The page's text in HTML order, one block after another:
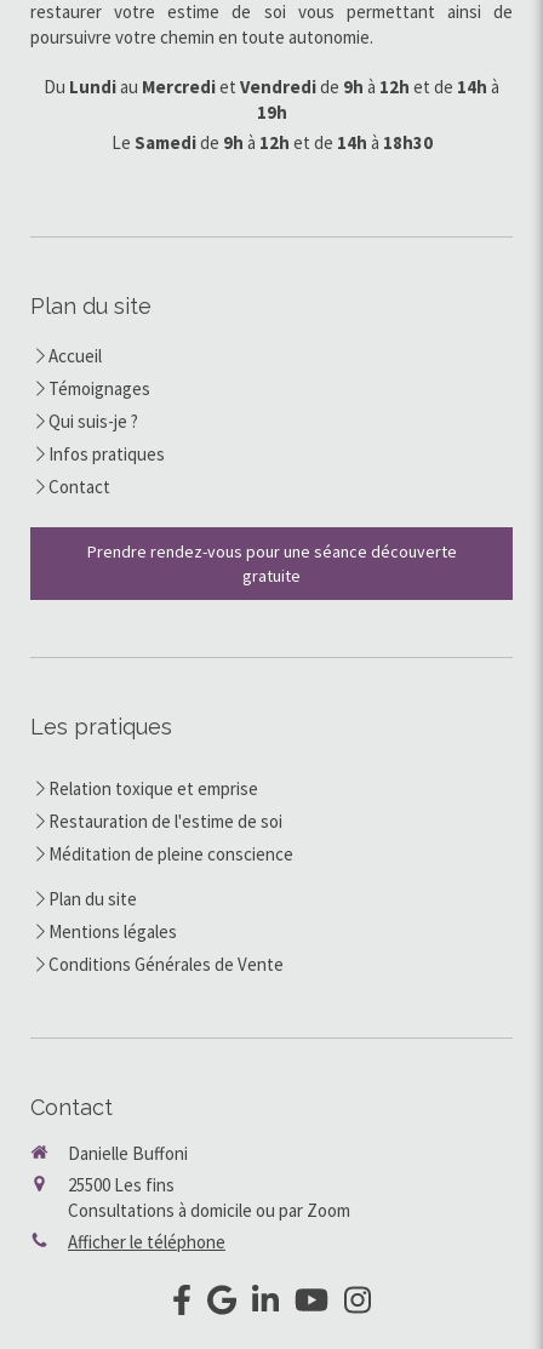
restaurer votre estime de soi vous permettant ainsi de
poursuivre votre chemin en toute autonomie.
Du Lundiau Mercrediet Vendredide 9h à 12h et de 14h à
19h
Le Samedide 9h à 12h et de 14h à 18h30
Plan du site
Accueil
Témoignages
Qui suis-je ?
Infos pratiques
Contact
Prendre rendez-vous pour une séance découverte
gratuite
Les pratiques
Relation toxique et emprise
Restauration de l'estime de soi
Méditation de pleine conscience
Plan du site
Mentions légales
Conditions Générales de Vente
Contact
Danielle Buffoni
25500 Les fins
Consultations à domicile ou par Zoom
Afficher le téléphone